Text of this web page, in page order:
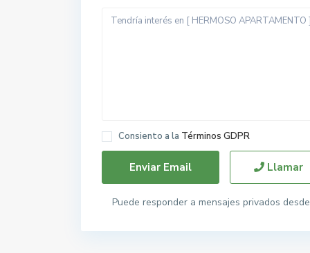
Consiento a la Términos GDPR
Llamar
Puede responder a mensajes privados